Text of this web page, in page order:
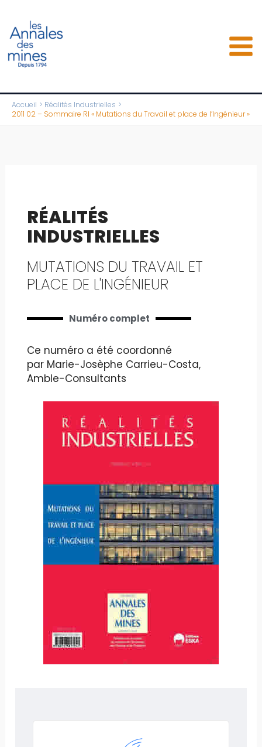
contenu
Accueil
Réalités Industrielles
2011 02 – Sommaire RI « Mutations du Travail et place de l’Ingénieur »
RÉALITÉS
INDUSTRIELLES
MUTATIONS DU TRAVAIL ET
PLACE DE L'INGÉNIEUR
Numéro complet
Ce numéro a été coordonné
par Marie-Josèphe Carrieu-Costa,
Amble-Consultants